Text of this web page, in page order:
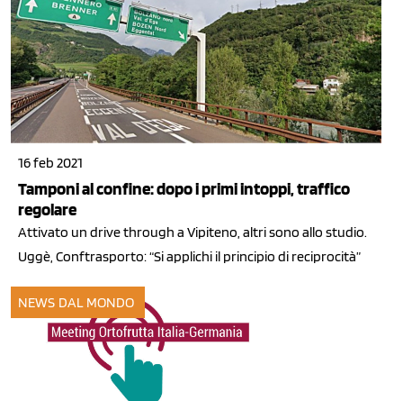
16 feb 2021
Tamponi al confine: dopo i primi intoppi, traffico
regolare
Attivato un drive through a Vipiteno, altri sono allo studio.
Uggè, Conftrasporto: “Si applichi il principio di reciprocità”
NEWS DAL MONDO